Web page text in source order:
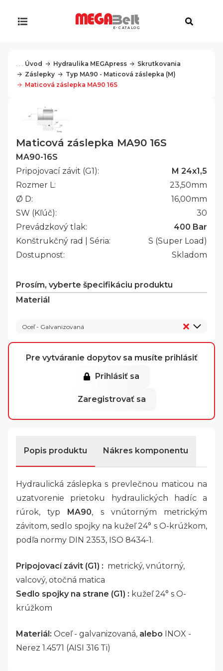
E-CATALOG
. . . Úvod Hydraulika MEGApress
Skrutkovania
Záslepky
Typ MA90 - Maticová záslepka (M)
Maticová záslepka MA90 16S
Maticová záslepka MA90 16S
MA90-16S
Pripojovací závit (G1):
M 24x1,5
Rozmer L:
23,50mm
Ø D:
16,00mm
SW (Kľúč):
30
Prevádzkový tlak:
400 Bar
Konštrukčný rad | Séria:
S (Super Load)
Dostupnosť:
Skladom
Prosím, vyberte špecifikáciu produktu
Materiál
Oceľ - Galvanizovaná
Pre vytváranie dopytov sa musíte prihlásiť
Prihlásiť sa
Zaregistrovať sa
Popis produktu Nákres komponentu
Hydraulická záslepka s prevlečnou maticou na
uzatvorenie prietoku hydraulických hadíc a
rúrok, typ
MA90, s vnútorným metrickým
závitom, sedlo spojky na kužeľ 24° s O-krúžkom,
podľa normy DIN 2353, ISO 8434-1.
Pripojovací závit (G1) : metrický, vnútorný,
valcový, otočná matica
Sedlo spojky na strane (G1) : kužeľ 24° s O-
krúžkom
Materiál: Oceľ - galvanizovaná, alebo INOX -
Nerez 1.4571 (AISI 316 Ti)